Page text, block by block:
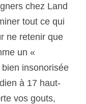
chez Land
tout ce qui
ne retenir que
un «
insonorisée
à 17 haut-
vos gouts,